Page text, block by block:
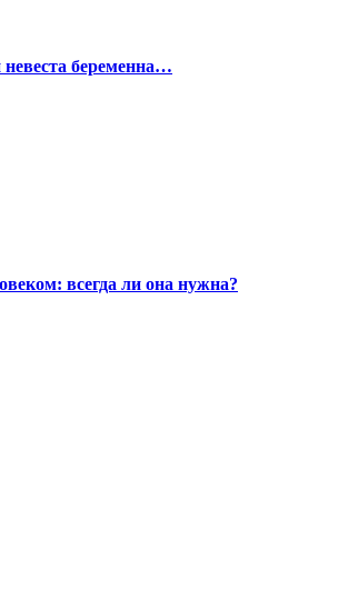
невеста беременна…
всегда ли она нужна?